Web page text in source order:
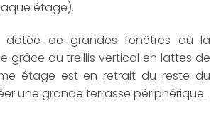
étage).
de grandes fenêtres où la
grâce au treillis vertical en lattes de
étage est en retrait du reste du
une grande terrasse périphérique.